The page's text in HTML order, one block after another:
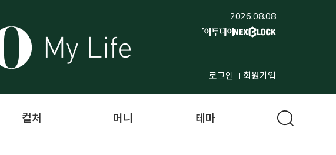
2026.08.08
로그인 회원가입
컬처 머니 테마